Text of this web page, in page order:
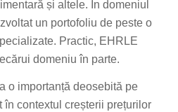
și altele. În domeniul
un portofoliu de peste o
Practic, EHRLE
domeniu în parte.
o importanță deosebită pe
în contextul creșterii prețurilor